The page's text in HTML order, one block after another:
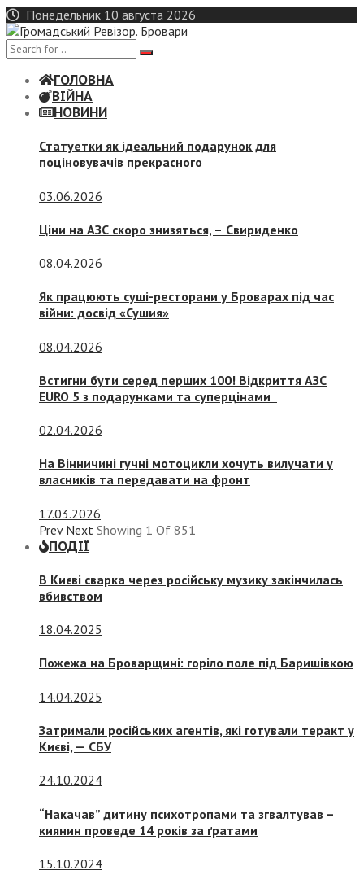
Skip
to
content
Понедельник 10 августа 2026
ГОЛОВНА
ВІЙНА
НОВИНИ
Статуетки як ідеальний подарунок для
поціновувачів прекрасного
03.06.2026
Ціни на АЗС скоро знизяться, – Свириденко
08.04.2026
Як працюють суші-ресторани у Броварах під час
війни: досвід «Сушия»
08.04.2026
Встигни бути серед перших 100! Відкриття АЗС
EURO 5 з подарунками та суперцінами
02.04.2026
На Вінничині гучні мотоцикли хочуть вилучати у
власників та передавати на фронт
17.03.2026
Prev Next Showing 1 Of 851
ПОДІЇ
В Києві сварка через російську музику закінчилась
вбивством
18.04.2025
Пожежа на Броварщині: горіло поле під Баришівкою
14.04.2025
Затримали російських агентів, які готували теракт у
Києві, — СБУ
24.10.2024
“Накачав” дитину психотропами та згвалтував –
киянин проведе 14 років за ґратами
15.10.2024